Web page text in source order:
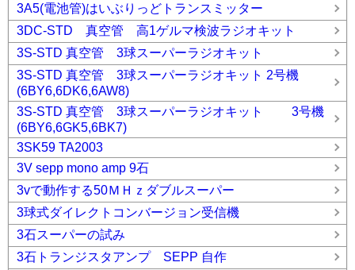
3A5(電池管)はいぶりっどトランスミッター
3DC-STD 真空管 高1ゲルマ検波ラジオキット
3S-STD 真空管 3球スーパーラジオキット
3S-STD 真空管 3球スーパーラジオキット 2号機
(6BY6,6DK6,6AW8)
3S-STD 真空管 3球スーパーラジオキット 3号機
(6BY6,6GK5,6BK7)
3SK59 TA2003
3V sepp mono amp 9石
3vで動作する50ＭＨｚダブルスーパー
3球式ダイレクトコンバージョン受信機
3石スーパーの試み
3石トランジスタアンプ SEPP 自作